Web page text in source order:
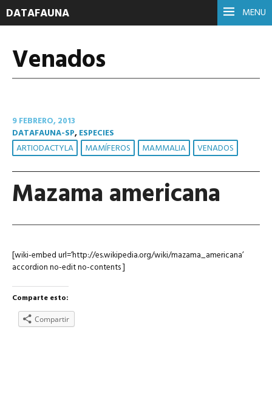
MENU
DATAFAUNA
Venados
9 FEBRERO, 2013
DATAFAUNA-SP,ESPECIES
ARTIODACTYLA MAMÍFEROS MAMMALIA VENADOS
Mazama americana
[wiki-embed url=’http://es.wikipedia.org/wiki/mazama_americana’
accordion no-edit no-contents ]
Comparte esto:
Compartir